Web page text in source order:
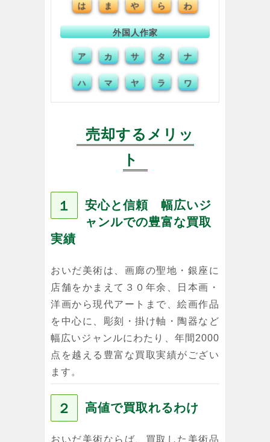
は ま や ら わ
外国人作家
ア カ サ タ ナ
ハ マ ヤ ラ ワ
売却するメリッ
ト
１
安心と信頼 幅広いジ
ャンルでの豊富な買取
実績
おいだ美術は、画廊の聖地・銀座に
店舗をかまえて３０年余、日本画・
洋画から現代アートまで、絵画作品
を中心に、彫刻・掛け軸・陶器など
幅広いジャンルにわたり、年間2000
点を越える豊富な買取実績がござい
ます。
２ 高値で買取れるわけ
おいだ美術ならば、買取した美術品